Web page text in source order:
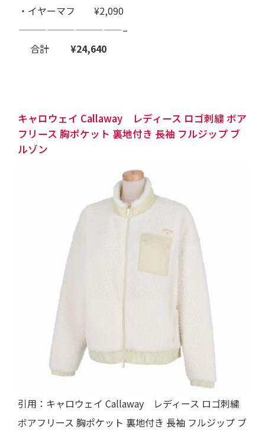
・イヤーマフ ¥2,090
———————————–
合計
¥24,640
キャロウェイ Callaway レディース ロゴ刺繍 ボア
フリース 胸ポケット 裏地付き 長袖 フルジップ ブ
ルゾン
引用： キャロウェイ Callaway レディース ロゴ刺繍
ボアフリース 胸ポケット 裏地付き 長袖 フルジップ ブ